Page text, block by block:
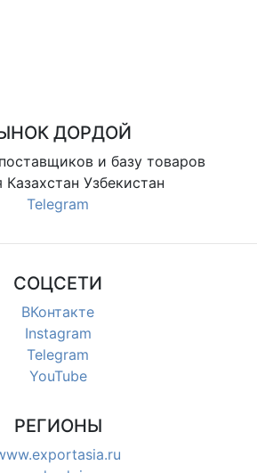
ДОРДОЙ
и базу товаров
Казахстан Узбекистан
Telegram
СОЦСЕТИ
ВКонтакте
Instagram
Telegram
YouTube
РЕГИОНЫ